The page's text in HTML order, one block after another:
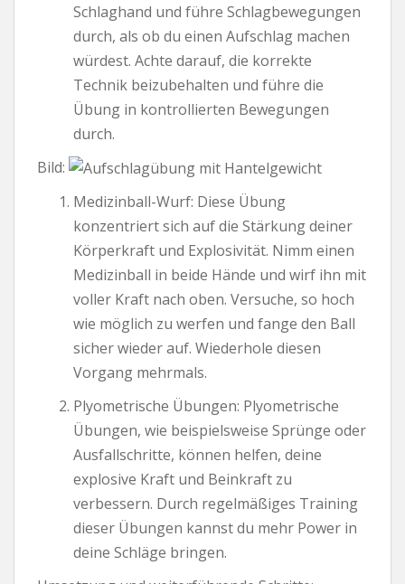
Schlaghand und führe Schlagbewegungen
durch, als ob du einen Aufschlag machen
würdest. Achte darauf, die korrekte
Technik beizubehalten und führe die
Übung in kontrollierten Bewegungen
durch.
Bild:
Medizinball-Wurf: Diese Übung
konzentriert sich auf die Stärkung deiner
Körperkraft und Explosivität. Nimm einen
Medizinball in beide Hände und wirf ihn mit
voller Kraft nach oben. Versuche, so hoch
wie möglich zu werfen und fange den Ball
sicher wieder auf. Wiederhole diesen
Vorgang mehrmals.
Plyometrische Übungen: Plyometrische
Übungen, wie beispielsweise Sprünge oder
Ausfallschritte, können helfen, deine
explosive Kraft und Beinkraft zu
verbessern. Durch regelmäßiges Training
dieser Übungen kannst du mehr Power in
deine Schläge bringen.